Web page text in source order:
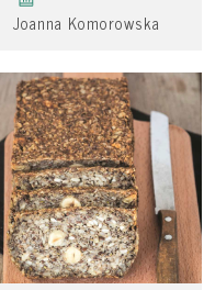
Joanna Komorowska